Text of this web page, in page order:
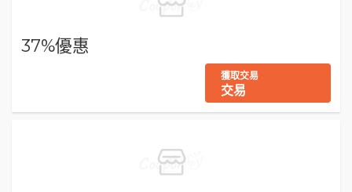
37%優惠
獲取交易
交易